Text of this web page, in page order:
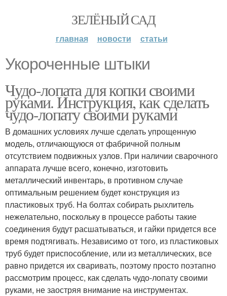
ЗЕЛЁНЫЙ САД
главная новости статьи
Укороченные штыки
Чудо-лопата для копки своими
руками. Инструкция, как сделать
чудо-лопату своими руками
В домашних условиях лучше сделать упрощенную
модель, отличающуюся от фабричной полным
отсутствием подвижных узлов. При наличии сварочного
аппарата лучше всего, конечно, изготовить
металлический инвентарь, в противном случае
оптимальным решением будет конструкция из
пластиковых труб. На болтах собирать рыхлитель
нежелательно, поскольку в процессе работы такие
соединения будут расшатываться, и гайки придется все
время подтягивать. Независимо от того, из пластиковых
труб будет приспособление, или из металлических, все
равно придется их сваривать, поэтому просто поэтапно
рассмотрим процесс, как сделать чудо-лопату своими
руками, не заостряя внимание на инструментах.